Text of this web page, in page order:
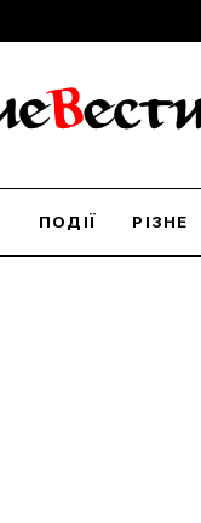
ПОДІЇ РІЗНЕ